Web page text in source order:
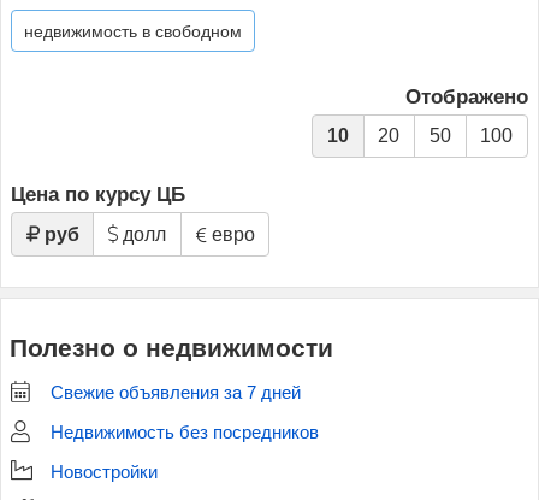
недвижимость в свободном
Отображено
10 20 50 100
Цена по курсу ЦБ
руб долл евро
Полезно о недвижимости
Свежие объявления за 7 дней
Недвижимость без посредников
Новостройки